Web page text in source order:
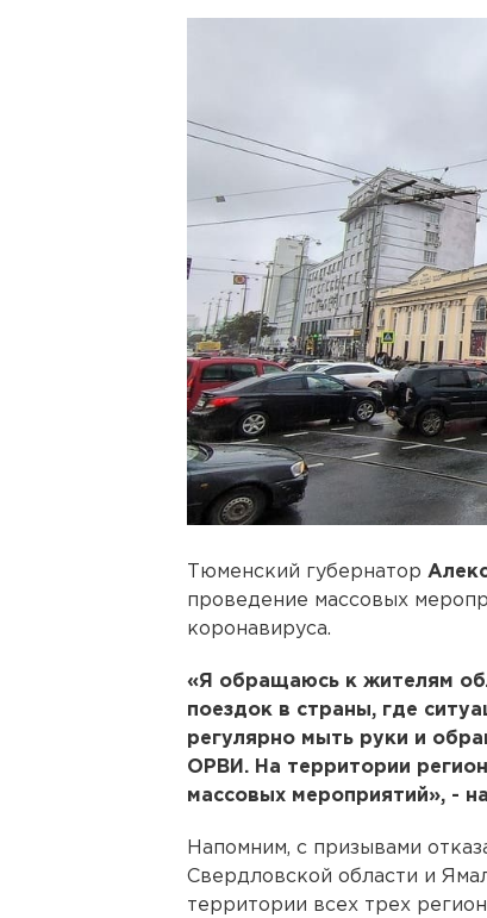
Тюменский губернатор
проведение массовых
коронавируса.
«Я обращаюсь к жителям
поездок в страны, где
регулярно мыть руки и
ОРВИ. На территории
массовых мероприятий», -
Напомним, с призывами
Свердловской области и
территории всех трех